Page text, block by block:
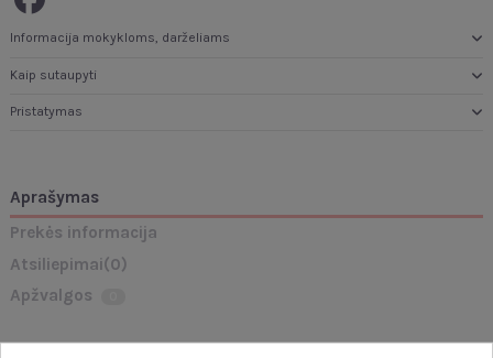
Informacija mokykloms, darželiams
Kaip sutaupyti
Pristatymas
Aprašymas
Prekės informacija
Atsiliepimai(0)
Apžvalgos